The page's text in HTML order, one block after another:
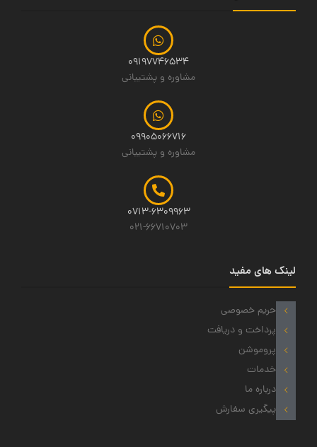
09197746534
مشاوره و پشتیبانی
09905066716
مشاوره و پشتیبانی
0713-6309963
021-66710703
لینک های مفید
حریم خصوصی
پرداخت و دریافت
پروموشن
خدمات
درباره ما
پیگیری سفارش